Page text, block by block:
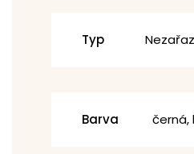
Typ
Barva černá,